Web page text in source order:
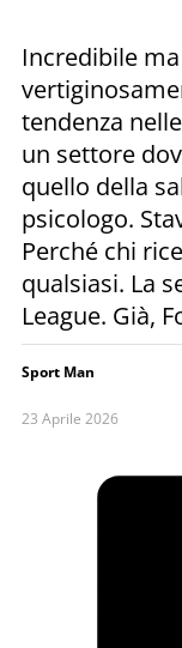
Incredibile
tendenza
un settore
quello della
psicologo.
Perché chi
qualsiasi. La
League. Già,
Sport Man
23 Aprile 2026